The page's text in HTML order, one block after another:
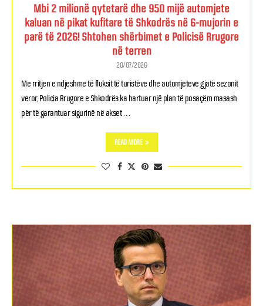
Mbi 2 milionë qytetarë dhe 950 mijë automjete
kaluan në pikat kufitare të Shkodrës në 6-mujorin e
parë të 2026! Shtohen shërbimet e Policisë Rrugore
në terren
28/07/2026
Me rritjen e ndjeshme të fluksit të turistëve dhe automjeteve gjatë sezonit
veror, Policia Rrugore e Shkodrës ka hartuar një plan të posaçëm masash
për të garantuar sigurinë në akset …
READ MORE